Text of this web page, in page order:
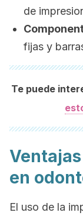
de
fijas y
Te puede
en
El uso de la